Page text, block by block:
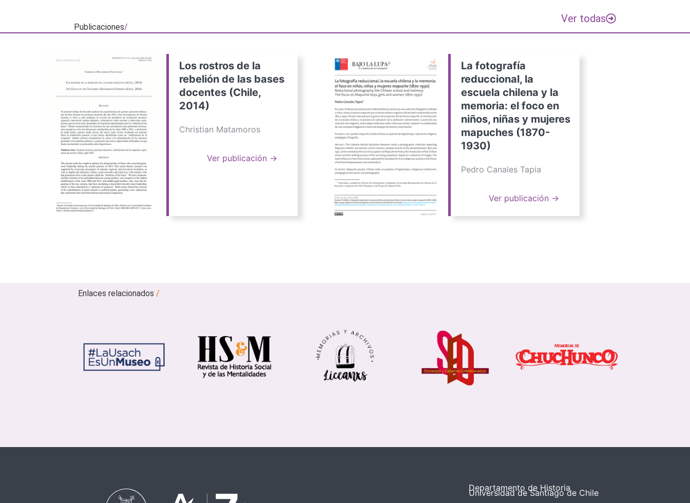
Publicaciones/
Ver todas
Los rostros de la
rebelión de las bases
docentes (Chile,
2014)
Christian Matamoros
Ver publicación →
La fotografía
reduccional, la
escuela chilena y la
memoria: el foco en
niños, niñas y mujeres
mapuches (1870-
1930)
Pedro Canales Tapia
Ver publicación →
Enlaces relacionados/
Departamento de Historia
Universidad de Santiago de Chile